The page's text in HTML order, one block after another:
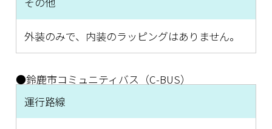
外装のみで、内装のラッピングはありません。
●鈴鹿市コミュニティバス（C-BUS）
運行路線